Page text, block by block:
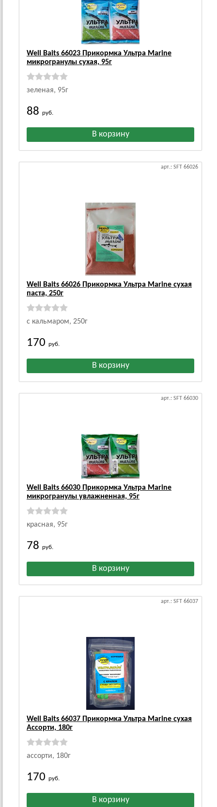
Well Baits 66023 Прикормка Ультра Marine
микрогранулы сухая, 95г
зеленая, 95г
88 руб.
арт.: SFT 66026
Well Baits 66026 Прикормка Ультра Marine сухая
паста, 250г
с кальмаром, 250г
170 руб.
арт.: SFT 66030
Well Baits 66030 Прикормка Ультра Marine
микрогранулы увлажненная, 95г
красная, 95г
78 руб.
арт.: SFT 66037
Well Baits 66037 Прикормка Ультра Marine сухая
Ассорти, 180г
ассорти, 180г
170 руб.